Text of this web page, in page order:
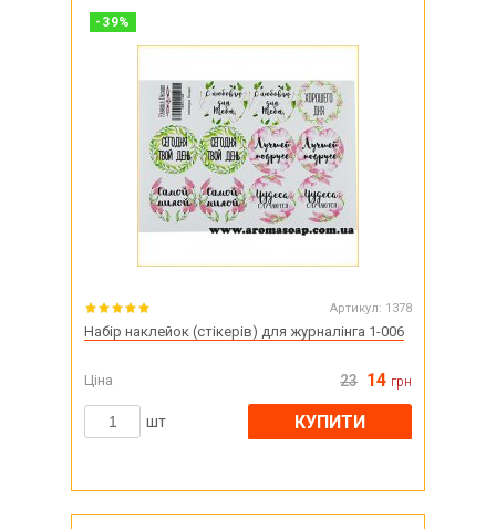
- 39%
Артикул: 1378
Набір наклейок (стікерів) для журналінга 1-006
Ціна 23 14 грн
шт КУПИТИ